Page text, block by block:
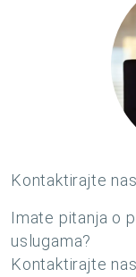
Kontaktirajte
Imate pitanja o
uslugama?
Kontaktirajte